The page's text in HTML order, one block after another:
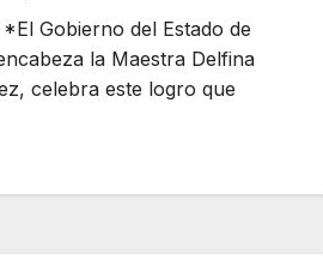
Gobierno del Estado de
la Maestra Delfina
celebra este logro que